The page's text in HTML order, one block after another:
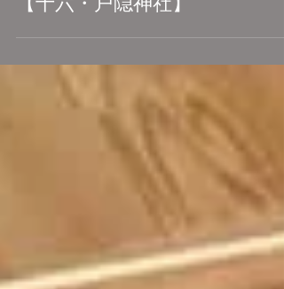
2019年7月15日
読了時間: 2分
【十六・戸隠神社】